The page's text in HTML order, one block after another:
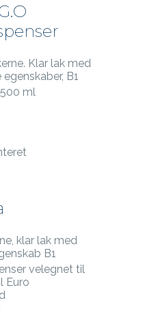
Klar lak med
B1
ml
klar lak med
B1
velegnet til
Euro